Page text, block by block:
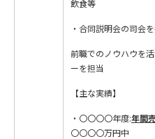
飲食等
・合同説明会の司会
前職でのノウハウを
ーを担当
【主な実績】
・〇〇〇〇年度:年間
〇〇〇〇万円中